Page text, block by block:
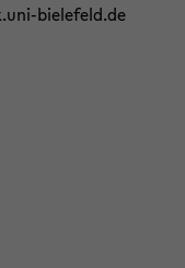
​bielefeld.de